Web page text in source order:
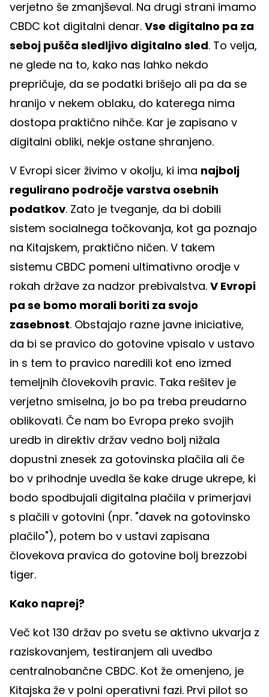
verjetno še zmanjševal. Na drugi strani imamo
CBDC kot digitalni denar. Vse digitalno pa za
seboj pušča sledljivo digitalno sled. To velja,
ne glede na to, kako nas lahko nekdo
prepričuje, da se podatki brišejo ali pa da se
hranijo v nekem oblaku, do katerega nima
dostopa praktično nihče. Kar je zapisano v
digitalni obliki, nekje ostane shranjeno.
V Evropi sicer živimo v okolju, ki ima najbolj
regulirano področje varstva osebnih
podatkov. Zato je tveganje, da bi dobili
sistem socialnega točkovanja, kot ga poznajo
na Kitajskem, praktično ničen. V takem
sistemu CBDC pomeni ultimativno orodje v
rokah države za nadzor prebivalstva. V Evropi
pa se bomo morali boriti za svojo
zasebnost. Obstajajo razne javne iniciative,
da bi se pravico do gotovine vpisalo v ustavo
in s tem to pravico naredili kot eno izmed
temeljnih človekovih pravic. Taka rešitev je
verjetno smiselna, jo bo pa treba preudarno
oblikovati. Če nam bo Evropa preko svojih
uredb in direktiv držav vedno bolj nižala
dopustni znesek za gotovinska plačila ali če
bo v prihodnje uvedla še kake druge ukrepe, ki
bodo spodbujali digitalna plačila v primerjavi
s plačili v gotovini (npr. "davek na gotovinsko
plačilo"), potem bo v ustavi zapisana
človekova pravica do gotovine bolj brezzobi
tiger.
Kako naprej?
Več kot 130 držav po svetu se aktivno ukvarja z
raziskovanjem, testiranjem ali uvedbo
centralnobančne CBDC. Kot že omenjeno, je
Kitajska že v polni operativni fazi. Prvi pilot so